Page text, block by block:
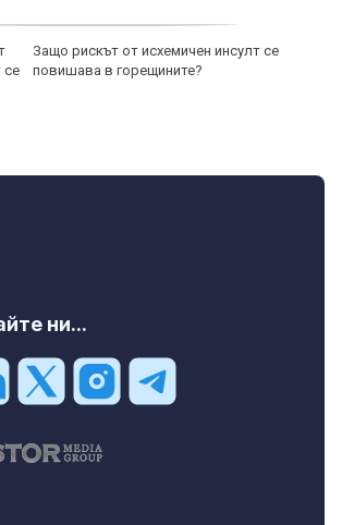
Защо рискът от исхемичен инсулт се
повишава в горещините?
ни...